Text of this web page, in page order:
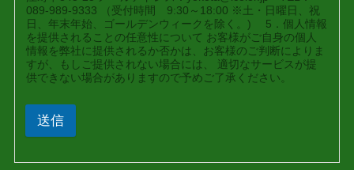
089-989-9333 （受付時間 9:30～18:00 ※土・日曜日、祝
日、年末年始、ゴールデンウィークを除く。) 5．個人情報
を提供されることの任意性について お客様がご自身の個人
情報を弊社に提供されるか否かは、お客様のご判断によりま
すが、もしご提供されない場合には、 適切なサービスが提
供できない場合がありますので予めご了承ください。
送信